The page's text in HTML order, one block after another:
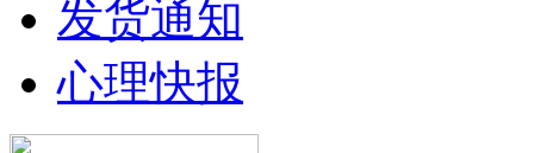
发货通知
心理快报